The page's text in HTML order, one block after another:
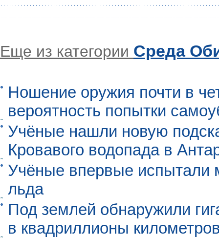
Еще из категории Среда
Ношение оружия почти в
вероятность попытки
Учёные нашли новую
Кровавого водопада в
Учёные впервые испытали
льда
Под землей обнаружили
в квадриллионы